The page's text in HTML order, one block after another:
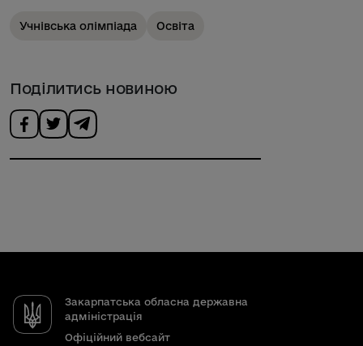
Учнівська олімпіада Освіта
Поділитись новиною
Закарпатська обласна державна
адміністрація
Офіційний вебсайт